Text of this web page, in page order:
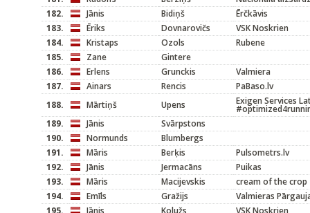
182.
Jānis Bidiņš
Ērčkāvis
183.
Ēriks Dovnarovičs
VSK Noskrien
184.
Kristaps Ozols
Rubene
185.
Zane
Gintere
186.
Erlens Grunckis
Valmiera
187.
Ainars Rencis
PaBaso.lv
188.
Mārtiņš Upens Exigen Services
189.
Jānis
Svārpstons
190.
Normunds
Blumbergs
191.
Māris Berķis
Pulsometrs.lv
192.
Jānis Jermacāns
Puikas
193.
Māris Macijevskis
cream of the crop
194.
Emīls Gražijs
Valmieras
195.
Jānis Kolužs
VSK Noskrien